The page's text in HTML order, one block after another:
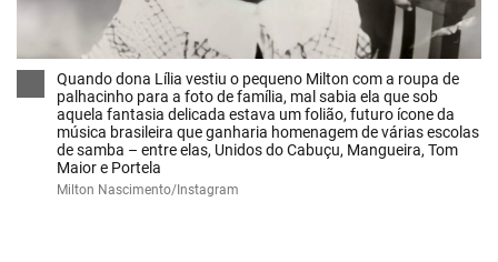
Quando dona Lília vestiu o pequeno Milton com a roupa de
palhacinho para a foto de família, mal sabia ela que sob
aquela fantasia delicada estava um folião, futuro ícone da
música brasileira que ganharia homenagem de várias escolas
de samba – entre elas, Unidos do Cabuçu, Mangueira, Tom
Maior e Portela
Milton Nascimento/Instagram